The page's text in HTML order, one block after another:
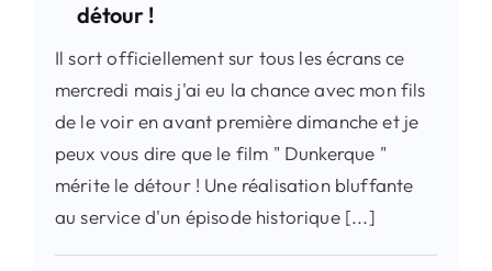
détour !
Il sort officiellement sur tous les écrans ce
mercredi mais j'ai eu la chance avec mon fils
de le voir en avant première dimanche et je
peux vous dire que le film " Dunkerque "
mérite le détour ! Une réalisation bluffante
au service d'un épisode historique [...]